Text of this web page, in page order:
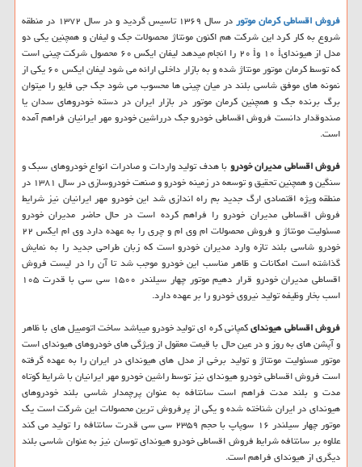
فروش اقساطی کرمان موتور
در سال ۱۳۶۹ تاسیس گردید و در سال ۱۳۷۲ در منطقه
شروع به کار کرد این شرکت هم اکنون مونتاژ محصولات جک و لیفان و همچنین یکی دو
مدل از هیوندایi ۱۰ و i
۲۰ را انجام میدهد لیفان ایکس ۶۰ محصول شرکت چینی است
که توسط کرمان موتور مونتاژ شده و به بازار داخلی ارائه می شود لیفان ایکس ۶۰ یکی از
نمونه های موفق شاسی بلند در میان چینی ها محسوب می شود جک جی فایو را میتوان
برگ برنده جک و همچنین کرمان موتور در بازار ایران در دسته خودروهای سدان یا
صندوقدار دانست فروش اقساطی خودرو جک درراشین خودرو مهر ایرانیان فراهم آمده
است.
فروش اقساطی مدیران خودروبا هدف تولید واردات و صادرات انواع خودروهای سبک و
سنگین و همچنین تحقیق و توسعه در زمینه خودرو و صنعت خودروسازی در سال ۱۳۸۱ در
منطقه ویژه اقتصادی ارگ جدید بم راه اندازی شد این خودرو مهر ایرانیان نیز شرایط
فروش اقساطی مدیران خودرو را فراهم کرده است در حال حاضر مدیران خودرو
مسئولیت مونتاژ و فروش محصولات ام وی ام و چری را به عهده دارد وی ام ایکس ۲۲
خودرو شاسی بلند تازه وارد مدیران خودرو است که زبان طراحی جدید را به نمایش
گذاشته است امکانات و ظاهر مناسب این خودرو موجب شد تا آن را در لیست فروش
اقساطی مدیران خودرو قرار دهیم موتور چهار سیلندر ۱۵۰۰ سی سی با قدرت ۱۰۵
اسب بخار وظیفه تولید نیروی خودرو را بر عهده دارد.
فروش اقساطی هیوندایکمپانی کره ای تولید خودرو میباشد ساخت اتومبیل های با ظاهر
و آپشن های به روز و در عین حال با قیمت معقول از ویژگی های خودروهای هیوندای است
موتور مسئولیت مونتاژ و تولید برخی از مدل های هیوندای در ایران را به عهده گرفته
است فروش اقساطی خودرو هیوندای نیز توسط راشین خودرو مهر ایرانیان با شرایط کوتاه
مدت و بلند مدت فراهم است سانتافه به عنوان پرچمدار شاسی بلند خودروهای
هیوندای در ایران شناخته شده و یکی از پرفروش ترین محصولات این شرکت است یک
موتور چهار سیلندر ۱۶ سوپاپ با حجم ۲۳۵۹ سی سی قدرت سانتافه را تولید می کند
علاوه بر سانتافه شرایط فروش اقساطی خودرو هیوندای توسان نیز به عنوان شاسی بلند
دیگری از هیوندای فراهم است.